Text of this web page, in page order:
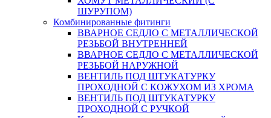
ШУРУПОМ)
Комбинированные фитинги
ВВАРНОЕ СЕДЛО С МЕТАЛЛИЧЕСКОЙ
РЕЗЬБОЙ ВНУТРЕННЕЙ
ВВАРНОЕ СЕДЛО С МЕТАЛЛИЧЕСКОЙ
РЕЗЬБОЙ НАРУЖНОЙ
ВЕНТИЛЬ ПОД ШТУКАТУРКУ
ПРОХОДНОЙ С КОЖУХОМ ИЗ ХРОМА
ВЕНТИЛЬ ПОД ШТУКАТУРКУ
ПРОХОДНОЙ С РУЧКОЙ